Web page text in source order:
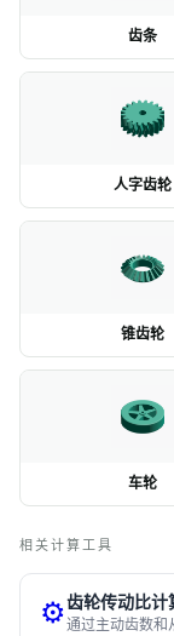
齿条
人字齿轮
锥齿轮
车轮
相关计算工具
⚙️齿轮传动比计
通过主动齿数和